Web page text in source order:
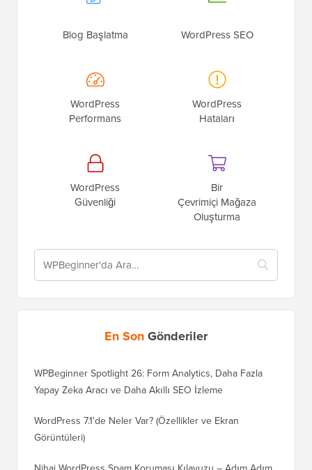
Blog Başlatma WordPress SEO
WordPress
Performans
WordPress
Hataları
WordPress
Güvenliği
Bir
Çevrimiçi Mağaza
Oluşturma
En SonGönderiler
WPBeginner Spotlight 26: Form Analytics, Daha Fazla
Yapay Zeka Aracı ve Daha Akıllı SEO İzleme
WordPress 7.1'de Neler Var? (Özellikler ve Ekran
Görüntüleri)